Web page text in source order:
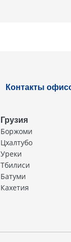
Контакты
Грузия
Боржоми
Цхалтубо
Уреки
Тбилиси
Батуми
Кахетия